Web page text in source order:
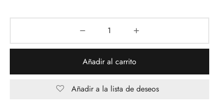
Añadir al carrito
Añadir a la lista de deseos